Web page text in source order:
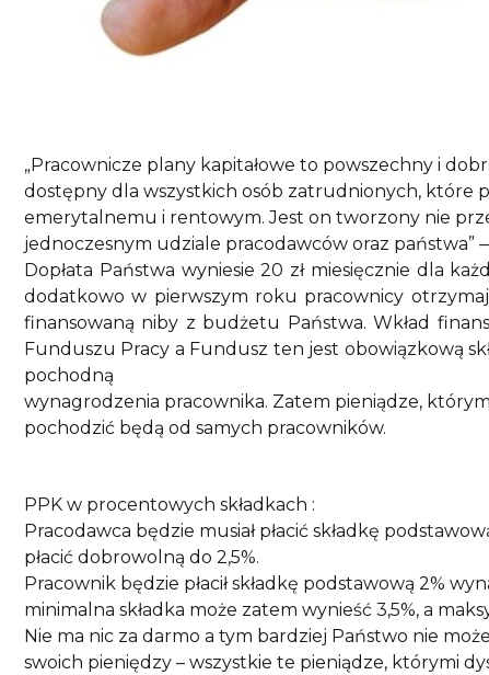
„Pracownicze plany kapitałowe to powszechny i
dostępny dla wszystkich osób zatrudnionych, które
emerytalnemu i rentowym. Jest on tworzony nie
jednoczesnym udziale pracodawców oraz państwa”
Dopłata Państwa wyniesie 20 zł miesięcznie dla
dodatkowo w pierwszym roku pracownicy
finansowaną niby z budżetu Państwa. Wkład
Funduszu Pracy a Fundusz ten jest obowiązkową
pochodną
wynagrodzenia pracownika. Zatem pieniądze,
pochodzić będą od samych pracowników.
PPK w procentowych składkach :
Pracodawca będzie musiał płacić składkę
płacić dobrowolną do 2,5%.
Pracownik będzie płacił składkę podstawową 2%
minimalna składka może zatem wynieść 3,5%, a
Nie ma nic za darmo a tym bardziej Państwo nie
swoich pieniędzy – wszystkie te pieniądze, którymi